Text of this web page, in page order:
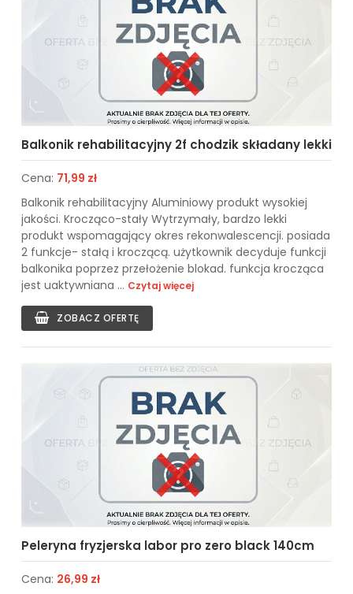
Balkonik rehabilitacyjny 2f chodzik składany lekki
Cena: 71,99 zł
Balkonik rehabilitacyjny Aluminiowy produkt wysokiej
jakości. Krocząco-stały Wytrzymały, bardzo lekki
produkt wspomagający okres rekonwalescencji. posiada
2 funkcje- stałą i kroczącą. użytkownik decyduje funkcji
balkonika poprzez przełożenie blokad. funkcja krocząca
jest uaktywniana ... Czytaj więcej
ZOBACZ OFERTĘ
Peleryna fryzjerska labor pro zero black 140cm
Cena: 26,99 zł